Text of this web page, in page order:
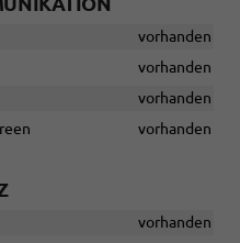
vorhanden
vorhanden
vorhanden
vorhanden
vorhanden